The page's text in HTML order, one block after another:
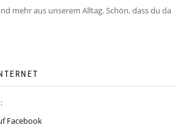
mehr aus unserem Alltag. Schön, dass du da